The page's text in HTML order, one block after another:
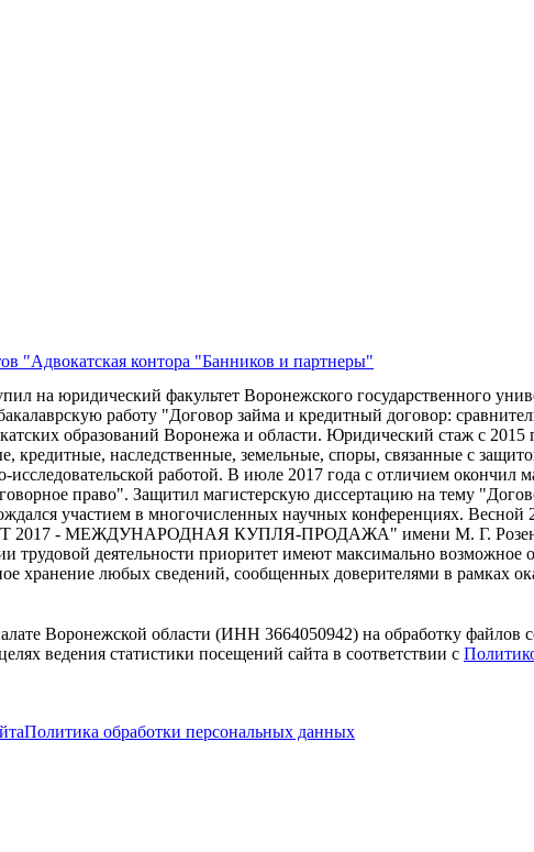
"Адвокатская контора "Банников и партнеры"
на юридический факультет Воронежского государственного
работу "Договор займа и кредитный договор:
образований Воронежа и области. Юридический стаж с
кредитные, наследственные, земельные, споры, связанные с
работой. В июле 2017 года с отличием окончил
право". Защитил магистерскую диссертацию на тему
участием в многочисленных научных конференциях.
2017 - МЕЖДУНАРОДНАЯ КУПЛЯ-ПРОДАЖА" имени М. Г.
деятельности приоритет имеют максимально возможное
хранение любых сведений, сообщенных доверителями в рамках
Воронежской области (ИНН 3664050942) на обработку файлов
ведения статистики посещений сайта в соответствии с
Политика обработки персональных данных